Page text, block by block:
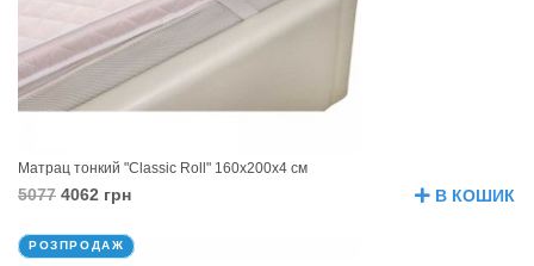
Матрац тонкий "Classic Roll" 160х200х4 см
5077 4062 грн В КОШИК
РОЗПРОДАЖ